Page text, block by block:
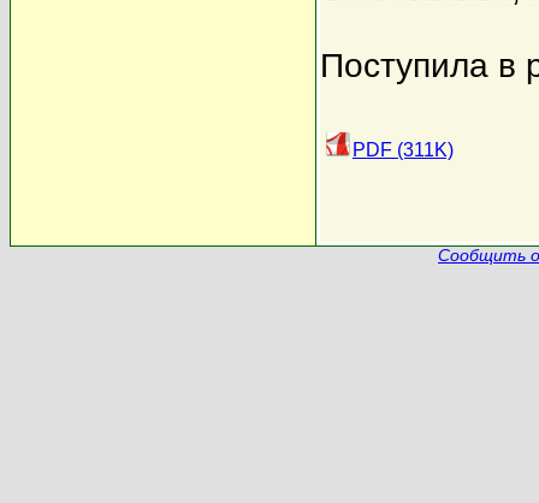
Поступила в
PDF (311K)
Сообщить о